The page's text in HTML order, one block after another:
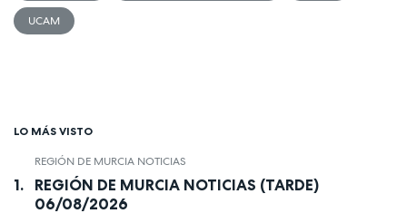
UCAM
LO MÁS VISTO
REGIÓN DE MURCIA NOTICIAS
REGIÓN DE MURCIA NOTICIAS (TARDE)
06/08/2026